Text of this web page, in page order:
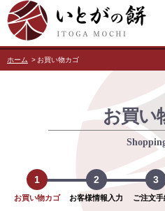
ホーム お買い物カゴ
お買い
1
お買い物カゴ
2
お客様情報入力
3
ご注文手